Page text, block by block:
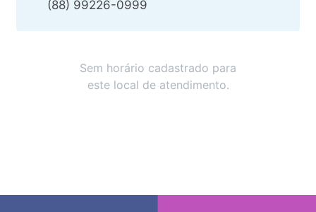
(88) 99226-0999
Sem horário cadastrado para
este local de atendimento.